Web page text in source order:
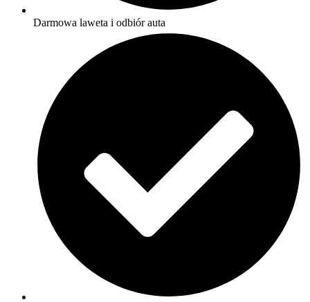
Darmowa laweta i odbiór auta